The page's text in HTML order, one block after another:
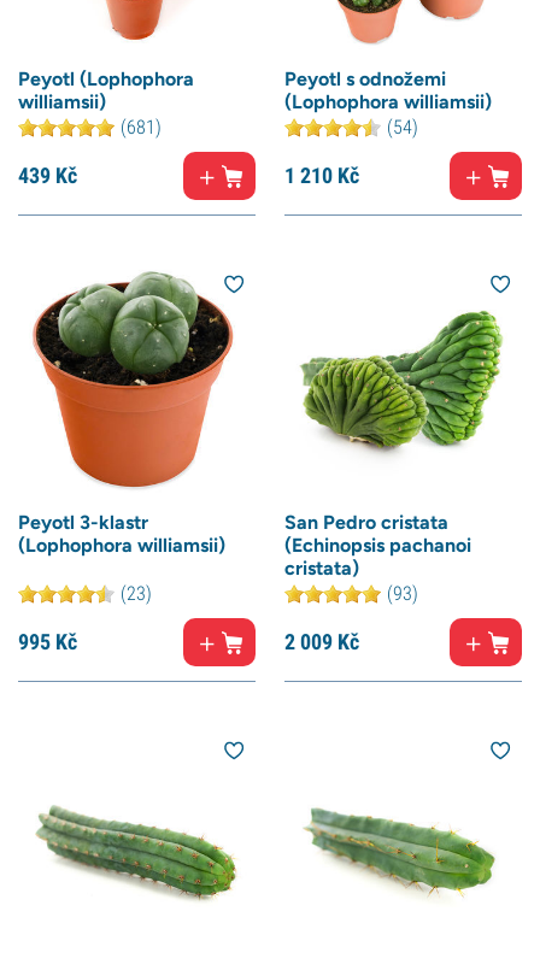
Peyotl (Lophophora
williamsii)
(681)
439 Kč
Peyotl s odnožemi
(Lophophora williamsii)
(54)
1 210 Kč
Peyotl 3-klastr
(Lophophora williamsii)
(23)
995 Kč
San Pedro cristata
(Echinopsis pachanoi
cristata)
(93)
2 009 Kč